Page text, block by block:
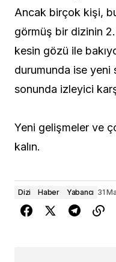
Ancak birçok kişi,
görmüş bir dizinin
kesin gözü ile
durumunda ise yeni
sonunda izleyici
Yeni gelişmeler ve
kalın.
Dizi Haber Yabancı 31